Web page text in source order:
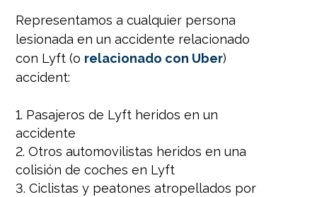
Representamos a cualquier persona
lesionada en un accidente relacionado
con Lyft (o relacionado con Uber)
accident:
Pasajeros de Lyft heridos en un
accidente
Otros automovilistas heridos en una
colisión de coches en Lyft
Ciclistas y peatones atropellados por